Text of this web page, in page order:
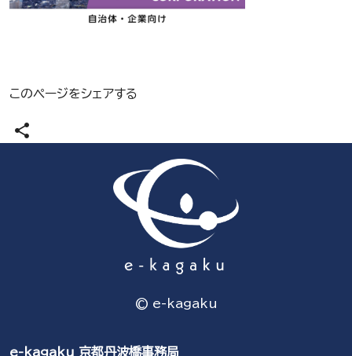
このページをシェアする
share
© e-kagaku
e-kagaku 京都丹波橋事務局